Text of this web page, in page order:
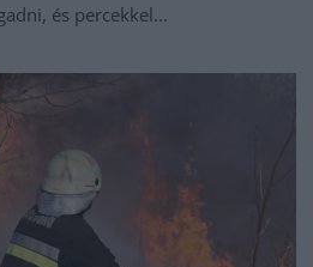
és percekkel...